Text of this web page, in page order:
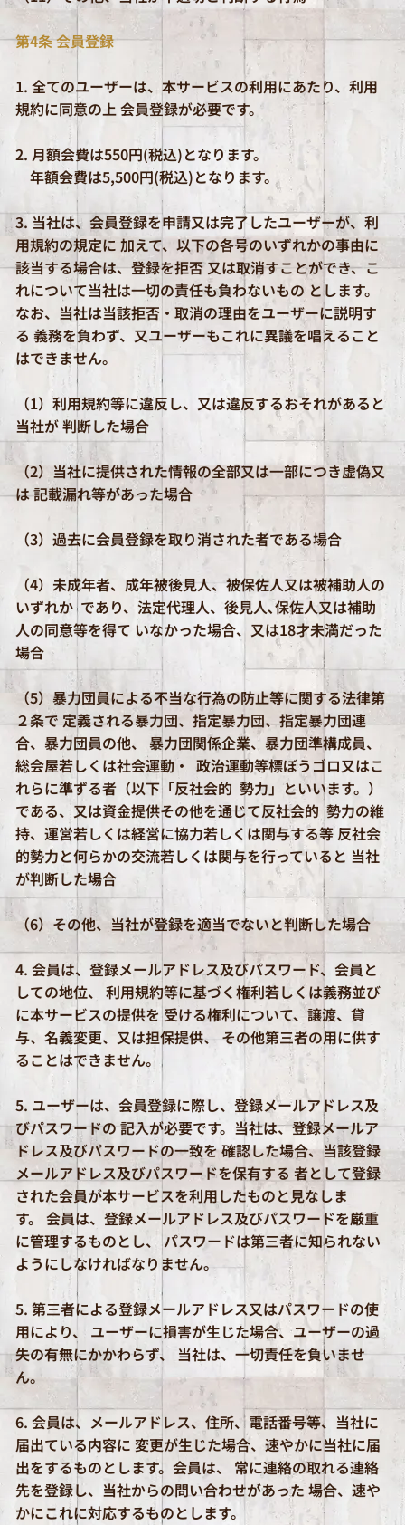
第4条 会員登録
1. 全てのユーザーは、本サービスの利用にあたり、利用
規約に同意の上 会員登録が必要です。
2. 月額会費は550円(税込)となります。
年額会費は5,500円(税込)となります。
3. 当社は、会員登録を申請又は完了したユーザーが、利
用規約の規定に 加えて、以下の各号のいずれかの事由に
該当する場合は、登録を拒否 又は取消すことができ、こ
れについて当社は一切の責任も負わないもの とします。
なお、当社は当該拒否・取消の理由をユーザーに説明す
る 義務を負わず、又ユーザーもこれに異議を唱えること
はできません。
（1）利用規約等に違反し、又は違反するおそれがあると
当社が 判断した場合
（2）当社に提供された情報の全部又は一部につき虚偽又
は 記載漏れ等があった場合
（3）過去に会員登録を取り消された者である場合
（4）未成年者、成年被後見人、被保佐人又は被補助人の
いずれか であり、法定代理人、後見人､保佐人又は補助
人の同意等を得て いなかった場合、又は18才未満だった
場合
（5）暴力団員による不当な行為の防止等に関する法律第
２条で 定義される暴力団、指定暴力団、指定暴力団連
合、暴力団員の他、 暴力団関係企業、暴力団準構成員、
総会屋若しくは社会運動・ 政治運動等標ぼうゴロ又はこ
れらに準ずる者（以下「反社会的 勢力」といいます。）
である、又は資金提供その他を通じて反社会的 勢力の維
持、運営若しくは経営に協力若しくは関与する等 反社会
的勢力と何らかの交流若しくは関与を行っていると 当社
が判断した場合
（6）その他、当社が登録を適当でないと判断した場合
4. 会員は、登録メールアドレス及びパスワード、会員と
しての地位、 利用規約等に基づく権利若しくは義務並び
に本サービスの提供を 受ける権利について、譲渡、貸
与、名義変更、又は担保提供、 その他第三者の用に供す
ることはできません。
5. ユーザーは、会員登録に際し、登録メールアドレス及
びパスワードの 記入が必要です。当社は、登録メールア
ドレス及びパスワードの一致を 確認した場合、当該登録
メールアドレス及びパスワードを保有する 者として登録
された会員が本サービスを利用したものと見なしま
す。 会員は、登録メールアドレス及びパスワードを厳重
に管理するものとし、 パスワードは第三者に知られない
ようにしなければなりません。
5. 第三者による登録メールアドレス又はパスワードの使
用により、 ユーザーに損害が生じた場合、ユーザーの過
失の有無にかかわらず、 当社は、一切責任を負いませ
ん。
6. 会員は、メールアドレス、住所、電話番号等、当社に
届出ている内容に 変更が生じた場合、速やかに当社に届
出をするものとします。会員は、 常に連絡の取れる連絡
先を登録し、当社からの問い合わせがあった 場合、速や
かにこれに対応するものとします。